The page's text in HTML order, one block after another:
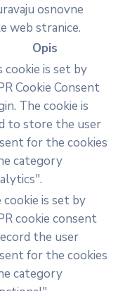
osnovne
web stranice.
Opis
cookie is set by
Cookie Consent
The cookie is
to store the user
for the cookies
category
cookie is set by
cookie consent
the user
for the cookies
category